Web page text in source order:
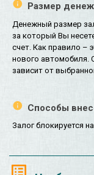
Размер
Денежный размер
за который Вы
счет. Как правило –
нового автомобиля.
зависит от
Способы
Залог блокируется